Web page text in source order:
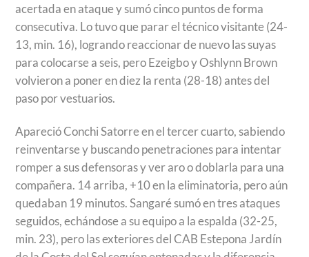
acertada en ataque y sumó cinco puntos de forma
consecutiva. Lo tuvo que parar el técnico visitante (24-
13, min. 16), logrando reaccionar de nuevo las suyas
para colocarse a seis, pero Ezeigbo y Oshlynn Brown
volvieron a poner en diez la renta (28-18) antes del
paso por vestuarios.
Apareció Conchi Satorre en el tercer cuarto, sabiendo
reinventarse y buscando penetraciones para intentar
romper a sus defensoras y ver aro o doblarla para una
compañera. 14 arriba, +10 en la eliminatoria, pero aún
quedaban 19 minutos. Sangaré sumó en tres ataques
seguidos, echándose a su equipo a la espalda (32-25,
min. 23), pero las exteriores del CAB Estepona Jardín